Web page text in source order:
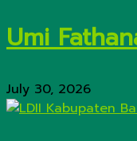
Umi
July 30, 2026